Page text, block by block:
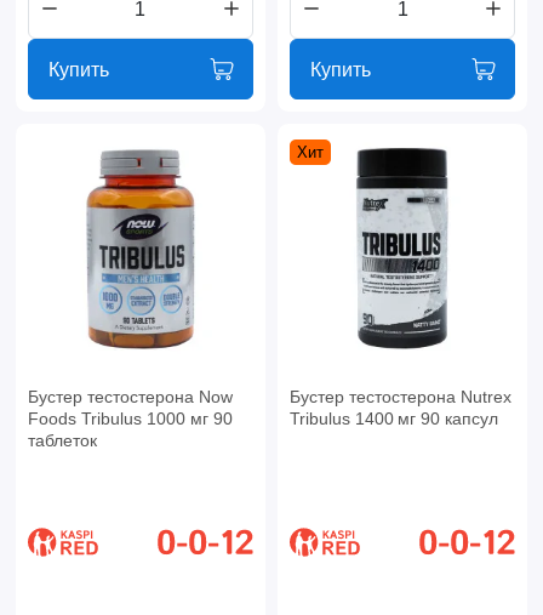
Купить Купить
Бустер тестостерона Now
Foods Tribulus 1000 мг 90
таблеток
Хит
Бустер тестостерона Nutrex
Tribulus 1400 мг 90 капсул